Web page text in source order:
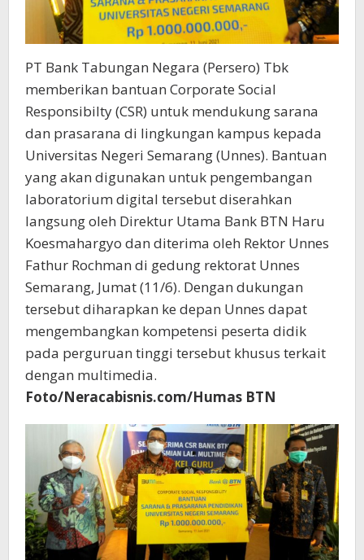
PT Bank Tabungan Negara (Persero) Tbk
memberikan bantuan Corporate Social
Responsibilty (CSR) untuk mendukung sarana
dan prasarana di lingkungan kampus kepada
Universitas Negeri Semarang (Unnes). Bantuan
yang akan digunakan untuk pengembangan
laboratorium digital tersebut diserahkan
langsung oleh Direktur Utama Bank BTN Haru
Koesmahargyo dan diterima oleh Rektor Unnes
Fathur Rochman di gedung rektorat Unnes
Semarang, Jumat (11/6). Dengan dukungan
tersebut diharapkan ke depan Unnes dapat
mengembangkan kompetensi peserta didik
pada perguruan tinggi tersebut khusus terkait
dengan multimedia.
Foto/Neracabisnis.com/Humas BTN